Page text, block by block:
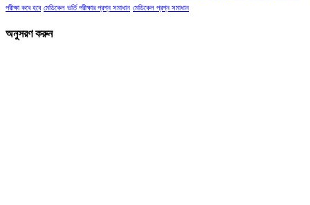
পরীক্ষা কবে হবে মেডিকেল ভর্তি পরীক্ষার প্রশ্ন সমাধান মেডিকেল প্রশ্ন সমাধান
অনুসরণ করুন